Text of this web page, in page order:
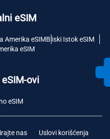
eSIM
Amerika eSIMBliski Istok eSIM
eSIM
ovi
eSIM
nas Uslovi korišćenja